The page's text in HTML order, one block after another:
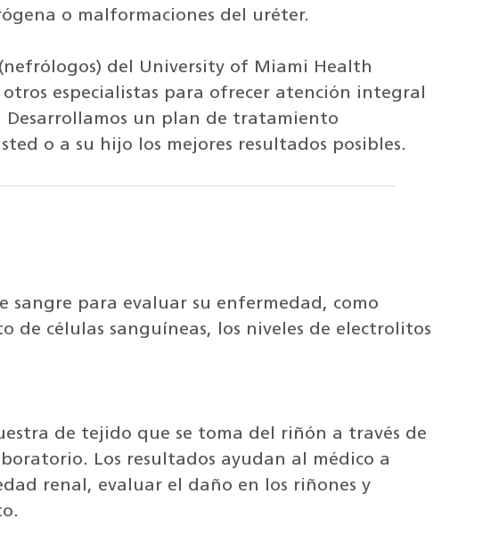
o malformaciones del uréter.
del University of Miami Health
otros especialistas para ofrecer atención integral
Desarrollamos un plan de tratamiento
o a su hijo los mejores resultados posibles.
sangre para evaluar su enfermedad, como
de células sanguíneas, los niveles de electrolitos
de tejido que se toma del riñón a través de
Los resultados ayudan al médico a
renal, evaluar el daño en los riñones y